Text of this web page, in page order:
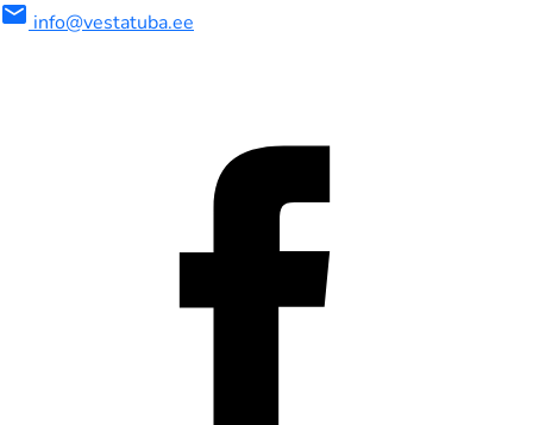
mail info@vestatuba.ee